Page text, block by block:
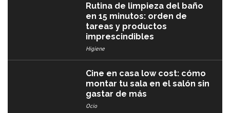
Rutina de limpieza del baño
en 15 minutos: orden de
tareas y productos
imprescindibles
Higiene
Cine en casa low cost: cómo
montar tu sala en el salón sin
gastar de más
Ocio